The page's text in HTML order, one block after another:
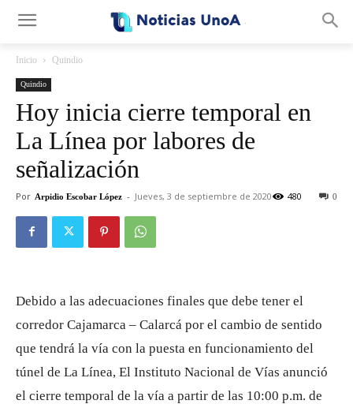
Inicio Quindio
Quindio
Hoy inicia cierre temporal en
La Línea por labores de
señalización
Por Arpidio Escobar López - Jueves, 3 de septiembre de 2020 0
480
Debido a las adecuaciones finales que debe tener el
corredor Cajamarca – Calarcá por el cambio de sentido
que tendrá la vía con la puesta en funcionamiento del
túnel de La Línea, El Instituto Nacional de Vías anunció
el cierre temporal de la vía a partir de las 10:00 p.m. de